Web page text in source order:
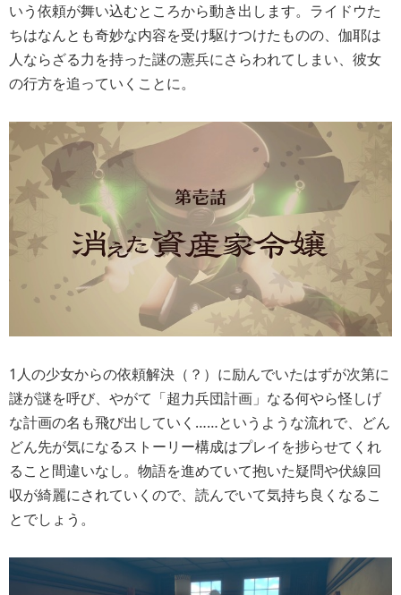
いう依頼が舞い込むところから動き出します。ライドウた
ちはなんとも奇妙な内容を受け駆けつけたものの、伽耶は
人ならざる力を持った謎の憲兵にさらわれてしまい、彼女
の行方を追っていくことに。
1人の少女からの依頼解決（？）に励んでいたはずが次第に
謎が謎を呼び、やがて「超力兵団計画」なる何やら怪しげ
な計画の名も飛び出していく……というような流れで、どん
どん先が気になるストーリー構成はプレイを捗らせてくれ
ること間違いなし。物語を進めていて抱いた疑問や伏線回
収が綺麗にされていくので、読んでいて気持ち良くなるこ
とでしょう。